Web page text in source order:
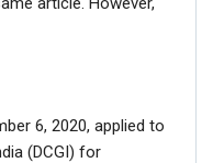
6, 2020, applied to
(DCGI) for